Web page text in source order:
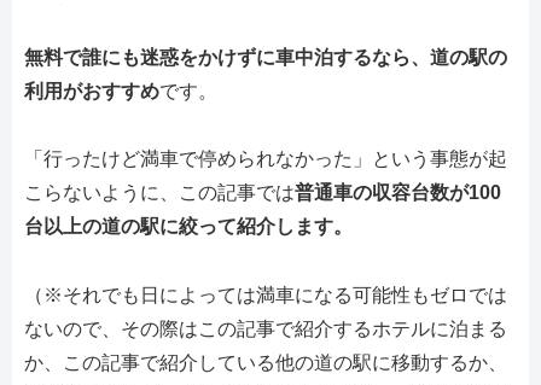
無料で誰にも迷惑をかけずに車中泊するなら、道の駅の
利用がおすすめです。
「行ったけど満車で停められなかった」という事態が起
こらないように、この記事では普通車の収容台数が100
台以上の道の駅に絞って紹介します。
（※それでも日によっては満車になる可能性もゼロでは
ないので、その際はこの記事で紹介するホテルに泊まる
か、この記事で紹介している他の道の駅に移動するか、